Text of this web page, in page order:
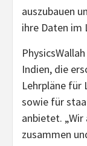
auszubauen
ihre Daten im
Indien, die
Lehrpläne für
sowie für
anbietet.
zusammen